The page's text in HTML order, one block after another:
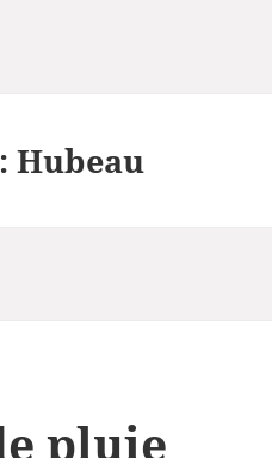
Hubeau
pluie